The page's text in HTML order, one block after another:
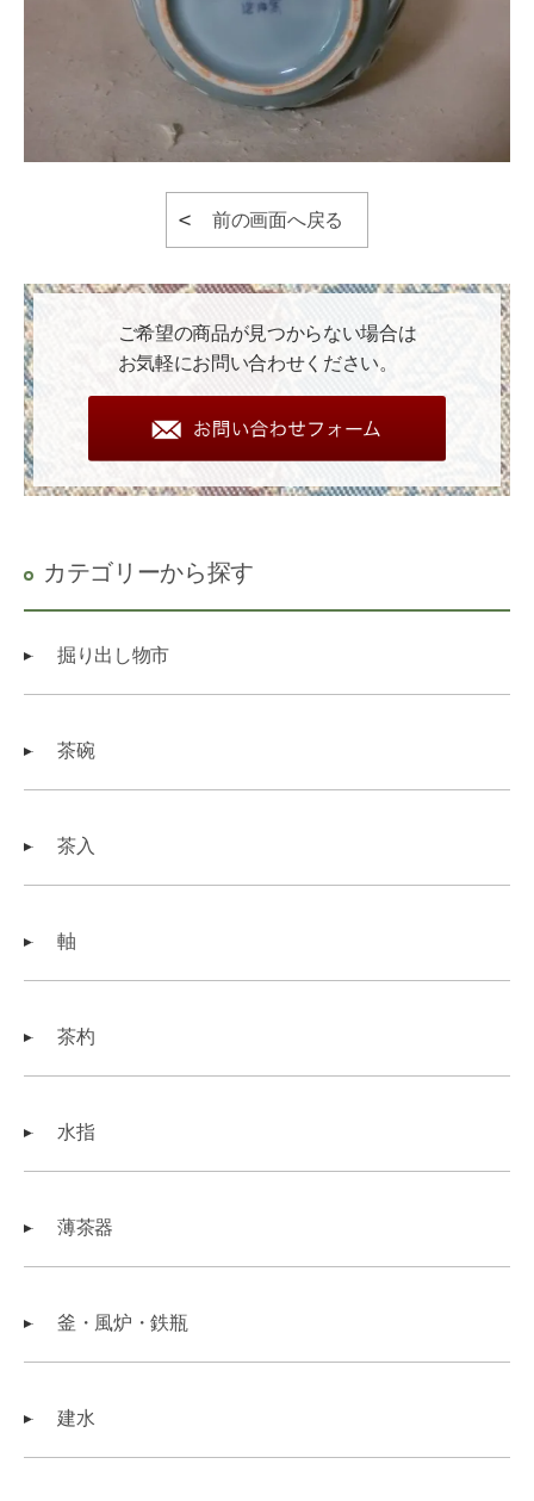
前の画面へ戻る
ご希望の商品が見つからない場合は
お気軽にお問い合わせください。
カテゴリーから探す
掘り出し物市
茶碗
茶入
軸
茶杓
水指
薄茶器
釜・風炉・鉄瓶
建水